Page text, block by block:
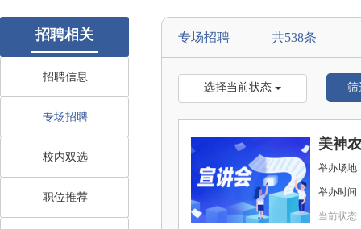
招聘相关
招聘信息
专场招聘
校内双选
职位推荐
专场招聘 共538条
选择当前状态 筛
美神
举办场地
举办时间
当前状态